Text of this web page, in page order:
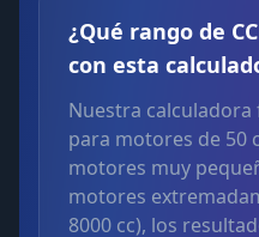
¿Qué rango de
con esta
Nuestra
para motores de 50
motores muy
motores
8000 cc), los